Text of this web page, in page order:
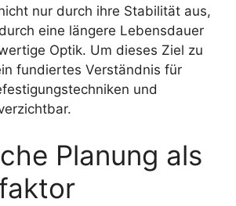
nur durch ihre Stabilität aus,
eine längere Lebensdauer
Optik. Um dieses Ziel zu
fundiertes Verständnis für
und
Planung als